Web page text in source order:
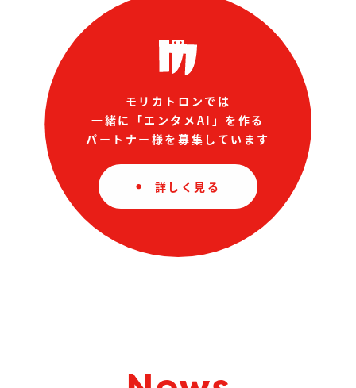
モリカトロンでは
一緒に「エンタメAI」を作る
パートナー様を募集しています
詳しく見る